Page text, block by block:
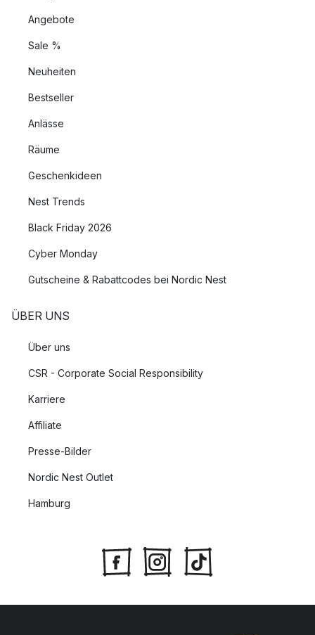
Angebote
Sale %
Neuheiten
Bestseller
Anlässe
Räume
Geschenkideen
Nest Trends
Black Friday 2026
Cyber Monday
Gutscheine & Rabattcodes bei Nordic Nest
ÜBER UNS
Über uns
CSR - Corporate Social Responsibility
Karriere
Affiliate
Presse-Bilder
Nordic Nest Outlet
Hamburg